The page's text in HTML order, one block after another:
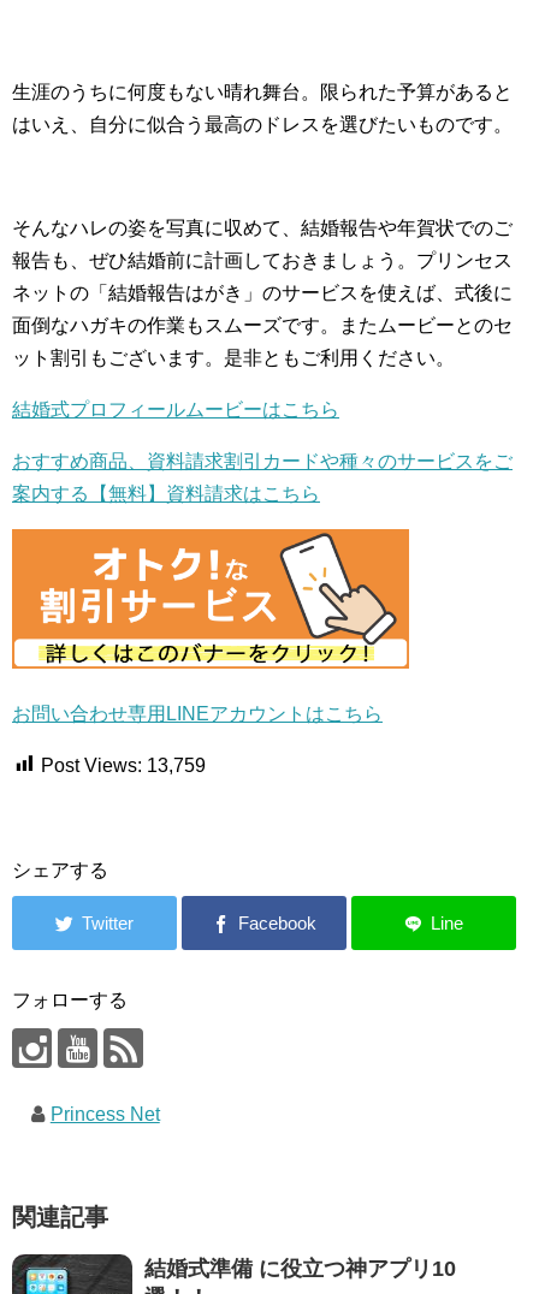
生涯のうちに何度もない晴れ舞台。限られた予算があると
はいえ、自分に似合う最高のドレスを選びたいものです。
そんなハレの姿を写真に収めて、結婚報告や年賀状でのご
報告も、ぜひ結婚前に計画しておきましょう。プリンセス
ネットの「結婚報告はがき」のサービスを使えば、式後に
面倒なハガキの作業もスムーズです。またムービーとのセ
ット割引もございます。是非ともご利用ください。
結婚式プロフィールムービーはこちら
おすすめ商品、資料請求割引カードや種々のサービスをご
案内する【無料】資料請求はこちら
お問い合わせ専用LINEアカウントはこちら
Post Views: 13,759
シェアする
フォローする
Princess Net
関連記事
結婚式準備 に役立つ神アプリ10